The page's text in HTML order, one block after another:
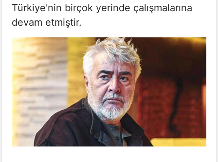
Türkiye'nin birçok yerinde çalışmalarına
devam etmiştir.